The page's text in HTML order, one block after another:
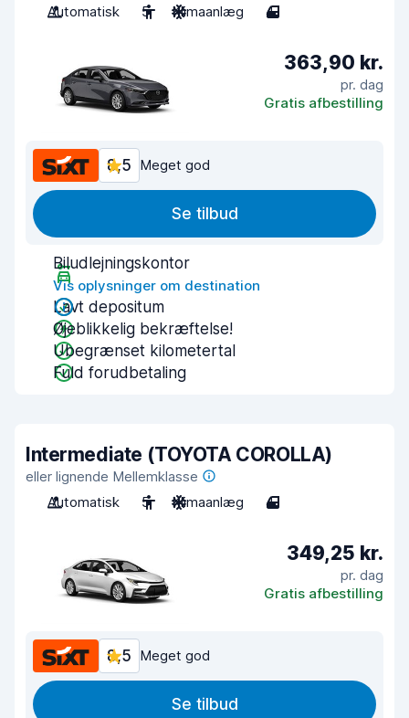
Automatisk
5 Klimaanlæg 4
363,90 kr.
pr. dag
Gratis afbestilling
8,5 Meget god
Se tilbud
Biludlejningskontor
Vis oplysninger om destination
Lavt depositum
Øjeblikkelig bekræftelse!
Ubegrænset kilometertal
Fuld forudbetaling
Intermediate (TOYOTA COROLLA)
eller lignende Mellemklasse
Automatisk
5 Klimaanlæg 4
349,25 kr.
pr. dag
Gratis afbestilling
8,5 Meget god
Se tilbud